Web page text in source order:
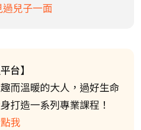
兒子一面
台】
而溫暖的大人，過好生命
打造一系列專業課程！
我